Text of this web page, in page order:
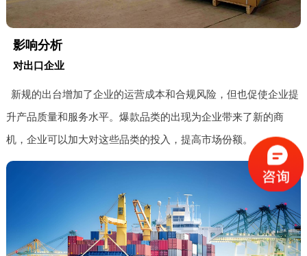
影响分析
对出口企业
新规的出台增加了企业的运营成本和合规风险，但也促使企业提
升产品质量和服务水平。爆款品类的出现为企业带来了新的商
机，企业可以加大对这些品类的投入，提高市场份额。